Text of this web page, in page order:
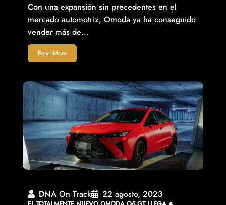
Con una expansión sin precedentes en el
mercado automotriz, Omoda ya ha conseguido
vender más de…
Read More
DNA On Track 22 agosto, 2023